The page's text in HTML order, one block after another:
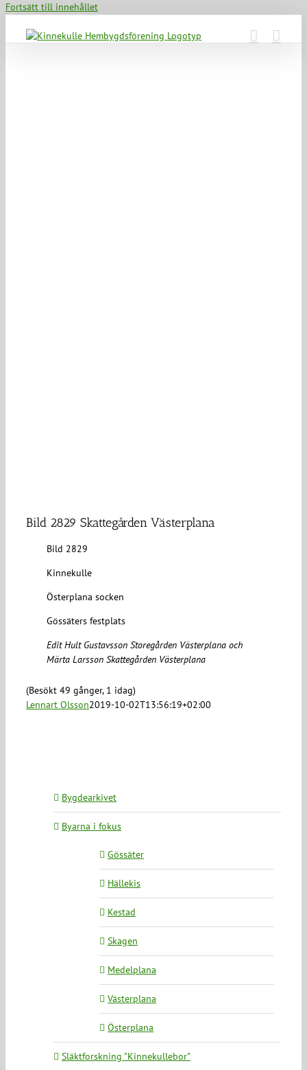
Fortsätt till innehållet
Bild 2829 Skattegården Västerplana
Bild 2829
Kinnekulle
Österplana socken
Gössäters festplats
Edit Hult Gustavsson Storegården Västerplana och
Märta Larsson Skattegården Västerplana
(Besökt 49 gånger, 1 idag)
Lennart Olsson2019-10-02T13:56:19+02:00
Bygdearkivet
Byarna i fokus
Gössäter
Hällekis
Kestad
Skagen
Medelplana
Västerplana
Österplana
Släktforskning ”Kinnekullebor”